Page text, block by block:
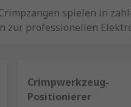
spielen in
professionellen
Energie oder
Crimpwerkzeug-
Positionierer